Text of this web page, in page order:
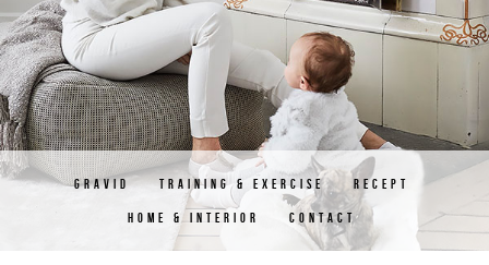
GRAVID TRAINING & EXERCISE RECEPT
HOME & INTERIOR CONTACT